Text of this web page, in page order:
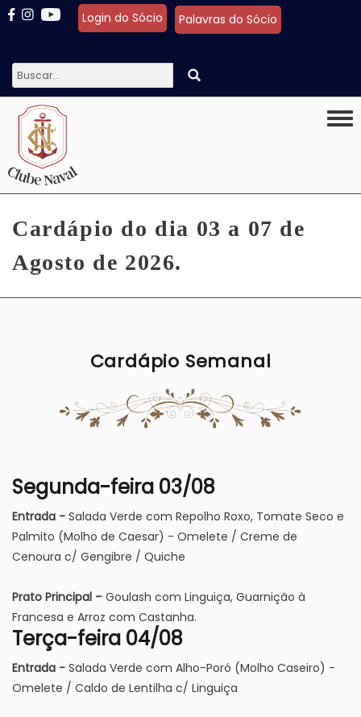
Pular para o conteúdo principal
Login do Sócio Palavras do Sócio
Cardápio do dia 03 a 07 de
Agosto de 2026.
Cardápio Semanal
Imagem
Segunda-feira 03/08
Entrada - Salada Verde com Repolho Roxo, Tomate Seco e
Palmito (Molho de Caesar) - Omelete / Creme de
Cenoura c/ Gengibre / Quiche
Prato Principal – Goulash com Linguiça, Guarnição à
Francesa e Arroz com Castanha.
Terça-feira 04/08
Entrada - Salada Verde com Alho-Poró (Molho Caseiro) -
Omelete / Caldo de Lentilha c/ Linguiça